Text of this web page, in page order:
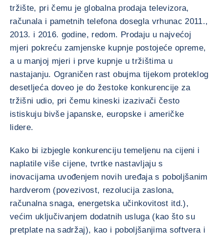
tržište, pri čemu je globalna prodaja televizora,
računala i pametnih telefona dosegla vrhunac 2011.,
2013. i 2016. godine, redom. Prodaju u najvećoj
mjeri pokreću zamjenske kupnje postojeće opreme,
a u manjoj mjeri i prve kupnje u tržištima u
nastajanju. Ograničen rast obujma tijekom proteklog
desetljeća doveo je do žestoke konkurencije za
tržišni udio, pri čemu kineski izazivači često
istiskuju bivše japanske, europske i američke
lidere.
Kako bi izbjegle konkurenciju temeljenu na cijeni i
naplatile više cijene, tvrtke nastavljaju s
inovacijama uvođenjem novih uređaja s poboljšanim
hardverom (povezivost, rezolucija zaslona,
računalna snaga, energetska učinkovitost itd.),
većim uključivanjem dodatnih usluga (kao što su
pretplate na sadržaj), kao i poboljšanjima softvera i